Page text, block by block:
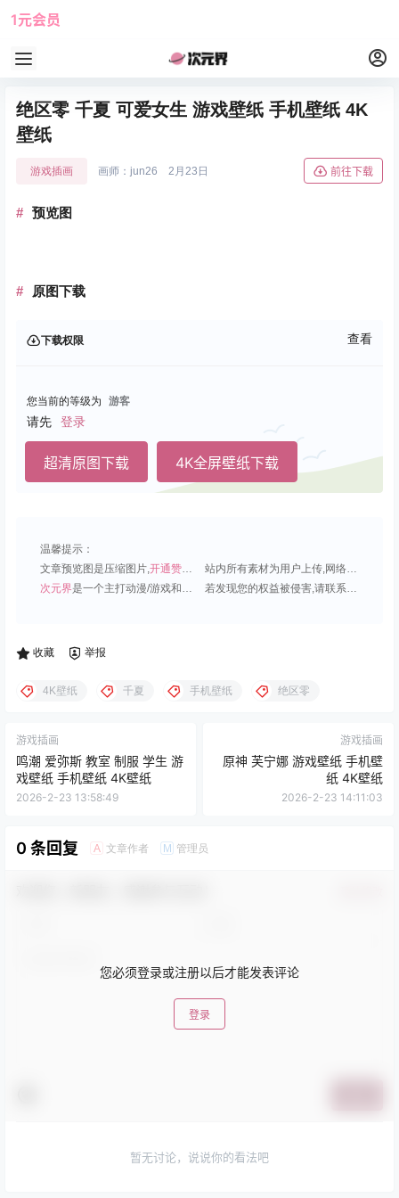
1元会员
绝区零 千夏 可爱女生 游戏壁纸 手机壁纸 4K
壁纸
游戏插画 画师：jun26 2月23日 前往下载
预览图
原图下载
下载权限 查看
您当前的等级为 游客
请先 登录
超清原图下载 4K全屏壁纸下载
温馨提示：
文章预览图是压缩图片,开通赞助会员 可免费下载超清原图;
站内所有素材为用户上传,网络分享或原创,请勿用于商业用途;
次元界是一个主打动漫/游戏和虚拟偶像角色的插画壁纸平台; 若发现您的权益被侵害,请联系QQ1815919191,我们尽快处理.
收藏 举报
4K壁纸 千夏 手机壁纸 绝区零
游戏插画
鸣潮 爱弥斯 教室 制服 学生 游
戏壁纸 手机壁纸 4K壁纸
2026-2-23 13:58:49
游戏插画
原神 芙宁娜 游戏壁纸 手机壁
纸 4K壁纸
2026-2-23 14:11:03
0 条回复 A 文章作者 M 管理员
您必须登录或注册以后才能发表评论
登录
暂无讨论，说说你的看法吧